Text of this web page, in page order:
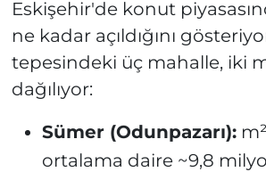
Eskişehir'de konut
ne kadar açıldığını
tepesindeki üç mahalle, iki
dağılıyor:
Sümer (Odunpazarı):
ortalama daire ~9,8